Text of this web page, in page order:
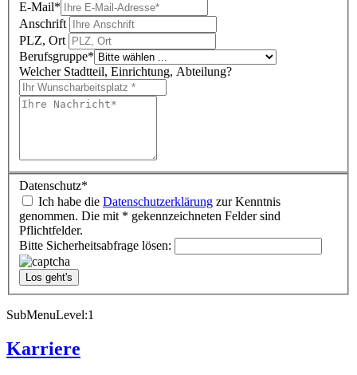
E-Mail*
Anschrift
PLZ, Ort
Berufsgruppe*
Welcher Stadtteil, Einrichtung, Abteilung?
Datenschutz*
Ich habe die Datenschutzerklärung zur Kenntnis
genommen. Die mit * gekennzeichneten Felder sind
Pflichtfelder.
Bitte Sicherheitsabfrage lösen:
SubMenuLevel:1
Karriere